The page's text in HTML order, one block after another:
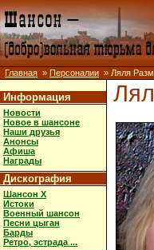
Главная » Персоналии » Ляля
Информация
Новости
Новое в шансоне
Наши друзья
Анонсы
Афиша
Награды
Дискография
Шансон X
Истоки
Военный шансон
Песни цыган
Барды
Ретро, эстрада ...